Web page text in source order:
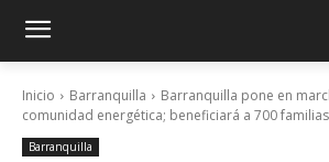
Inicio Barranquilla
Barranquilla pone en
comunidad energética; beneficiará a 700
Barranquilla